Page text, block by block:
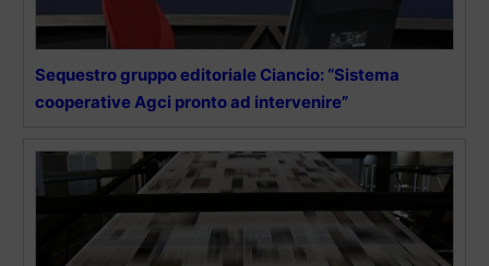
Sequestro gruppo editoriale Ciancio: “Sistema
cooperative Agci pronto ad intervenire”